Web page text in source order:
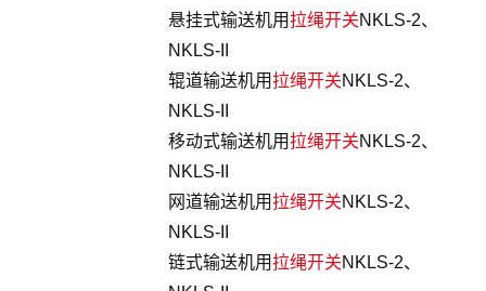
悬挂式输送机用拉绳开关NKLS-2、
NKLS-II
辊道输送机用拉绳开关NKLS-2、
NKLS-II
移动式输送机用拉绳开关NKLS-2、
NKLS-II
网道输送机用拉绳开关NKLS-2、
NKLS-II
链式输送机用拉绳开关NKLS-2、